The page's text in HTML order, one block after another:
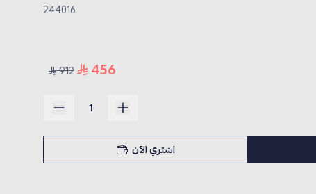
244016
456
912
اشتري الآن